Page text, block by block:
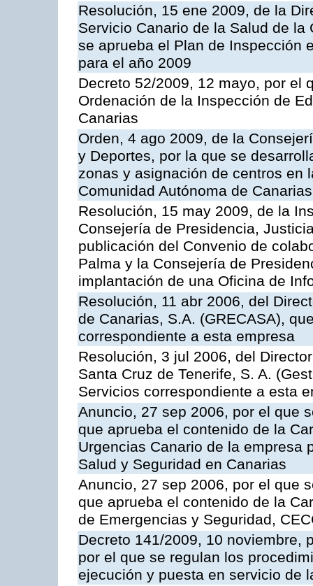
Resolución, 15 ene 2009, de la
Servicio Canario de la Salud de
se aprueba el Plan de Inspección
para el año 2009
Decreto 52/2009, 12 mayo, por el
Ordenación de la Inspección de
Canarias
Orden, 4 ago 2009, de la
y Deportes, por la que se
zonas y asignación de centros en
Comunidad Autónoma de Canarias
Resolución, 15 may 2009, de la
Consejería de Presidencia,
publicación del Convenio de
Palma y la Consejería de
implantación de una Oficina de
Resolución, 11 abr 2006, del
de Canarias, S.A. (GRECASA),
correspondiente a esta empresa
Resolución, 3 jul 2006, del
Santa Cruz de Tenerife, S. A.
Servicios correspondiente a esta
Anuncio, 27 sep 2006, por el que
que aprueba el contenido de la
Urgencias Canario de la empresa
Salud y Seguridad en Canarias
Anuncio, 27 sep 2006, por el que
que aprueba el contenido de la
de Emergencias y Seguridad,
Decreto 141/2009, 10 noviembre,
por el que se regulan los
ejecución y puesta en servicio de